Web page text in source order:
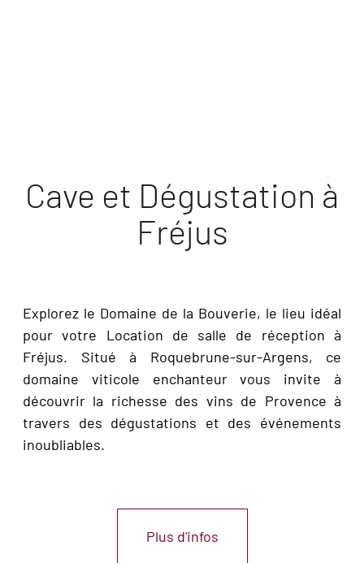
Cave et Dégustation à
Fréjus
Explorez le Domaine de la Bouverie, le lieu idéal
pour votre Location de salle de réception à
Fréjus. Situé à Roquebrune-sur-Argens, ce
domaine viticole enchanteur vous invite à
découvrir la richesse des vins de Provence à
travers des dégustations et des événements
inoubliables.
Plus d'infos